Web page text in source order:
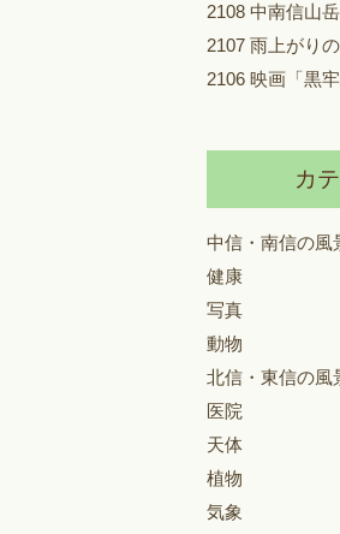
2108 中南信山
2107 雨上がり
2106 映画「黒牢
カ
中信・南信の風
健康
写真
動物
北信・東信の風
医院
天体
植物
気象